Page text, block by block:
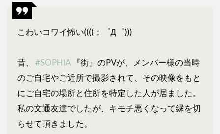
こわいコワイ怖い((((；゜Д゜)))
昔、 #SOPHIA 『街』のPVが、メンバー様の当時
のご自宅やご近所で撮影されて、その映像をもと
にご自宅の場所と住所を特定した人が居ました。
私の文通友達でしたが、キモチ悪くなって縁を切
らせて頂きました。